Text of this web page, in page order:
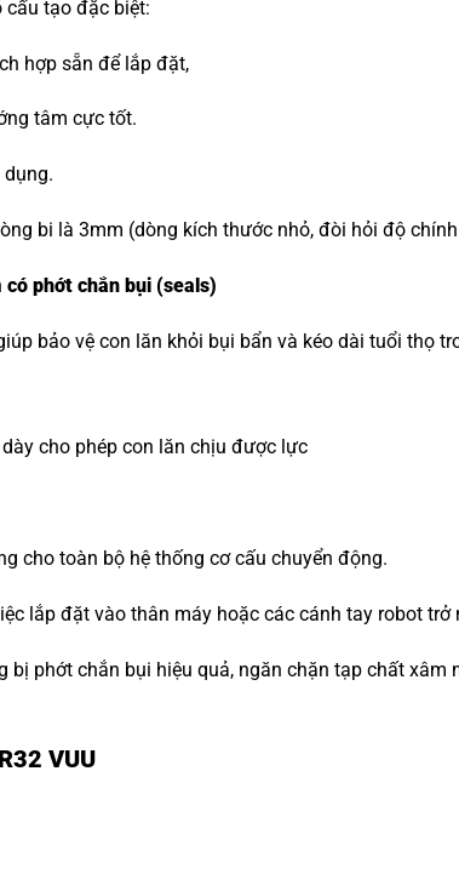
cấu tạo đặc biệt:
hợp sẵn để lắp đặt,
tâm cực tốt.
bi là 3mm (dòng kích thước nhỏ, đòi hỏi độ
có phớt chắn bụi (seals)
bảo vệ con lăn khỏi bụi bẩn và kéo dài tuổi thọ
cho phép con lăn chịu được lực
cho toàn bộ hệ thống cơ cấu chuyển động.
lắp đặt vào thân máy hoặc các cánh tay robot
bị phớt chắn bụi hiệu quả, ngăn chặn tạp chất
VUU